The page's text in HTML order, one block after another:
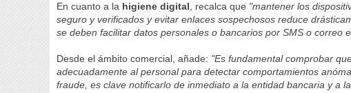
En cuanto a la higiene digital , recalca que "mantener los
seguro y verificados y evitar enlaces sospechosos reduce
se deben facilitar datos personales o bancarios por SMS o correo
Desde el ámbito comercial, añade: "Es fundamental comprobar
adecuadamente al personal para detectar comportamientos
fraude, es clave notificarlo de inmediato a la entidad bancaria y a